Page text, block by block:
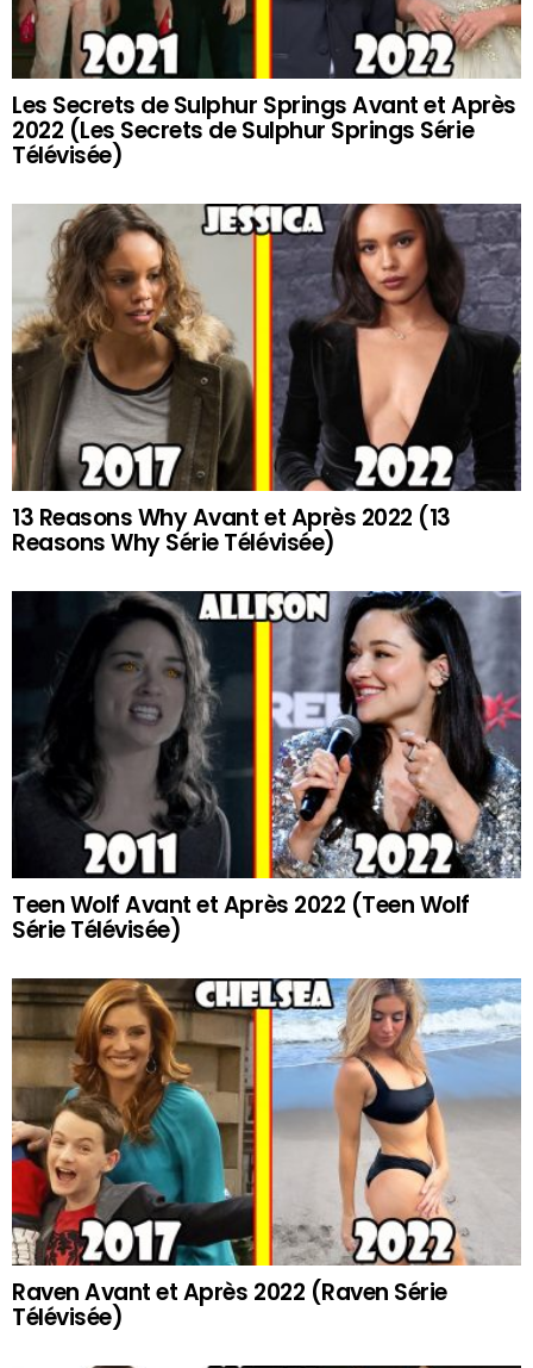
Les Secrets de Sulphur Springs Avant et Après
2022 (Les Secrets de Sulphur Springs Série
Télévisée)
13 Reasons Why Avant et Après 2022 (13
Reasons Why Série Télévisée)
Teen Wolf Avant et Après 2022 (Teen Wolf
Série Télévisée)
Raven Avant et Après 2022 (Raven Série
Télévisée)